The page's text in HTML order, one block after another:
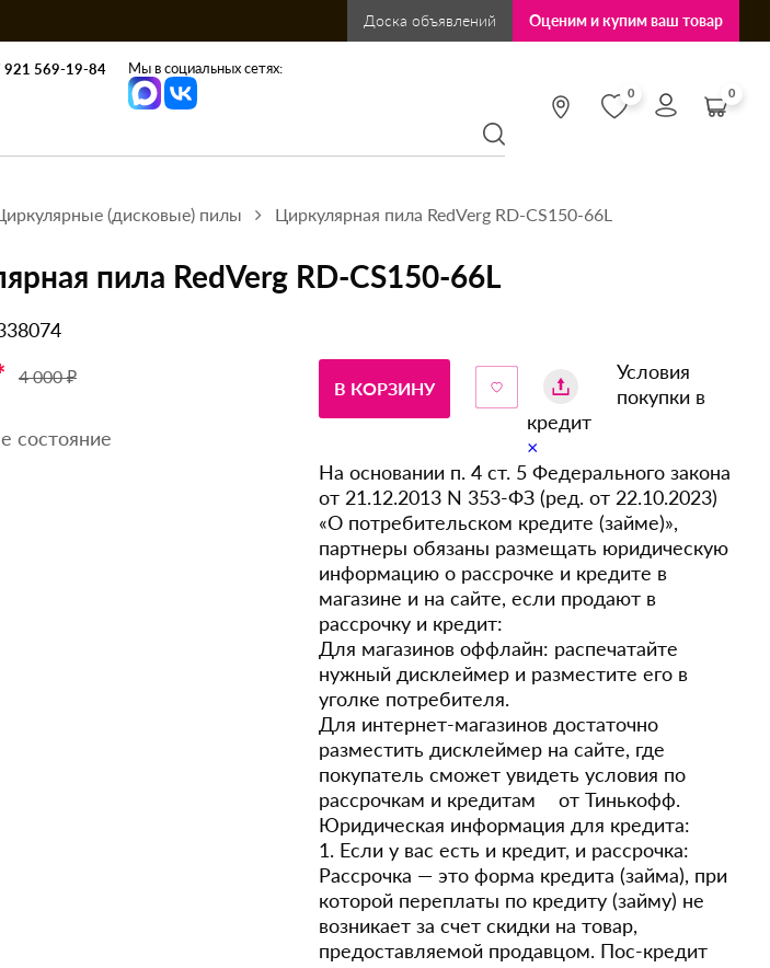
Доска объявлений Оценим и купим ваш товар
921 569-19-84 Мы в социальных сетях:
0 0
(дисковые) пилы Циркулярная пила RedVerg RD-CS150-66L
пила RedVerg RD-CS150-66L
4 000 ₽
состояние
В КОРЗИНУ
Условия
покупки в
кредит
×
На основании п. 4 ст. 5 Федерального закона
от 21.12.2013 N 353-ФЗ (ред. от 22.10.2023)
«О потребительском кредите (займе)»,
партнеры обязаны размещать юридическую
информацию о рассрочке и кредите в
магазине и на сайте, если продают в
рассрочку и кредит:
Для магазинов оффлайн: распечатайте
нужный дисклеймер и разместите его в
уголке потребителя.
Для интернет-магазинов достаточно
разместить дисклеймер на сайте, где
покупатель сможет увидеть условия по
рассрочкам и кредитам от Тинькофф.
Юридическая информация для кредита:
1. Если у вас есть и кредит, и рассрочка:
Рассрочка — это форма кредита (займа), при
которой переплаты по кредиту (займу) не
возникает за счет скидки на товар,
предоставляемой продавцом. Пос-кредит